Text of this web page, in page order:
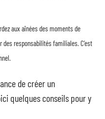
aux aînées des moments de
responsabilités familiales. C’est
de créer un
quelques conseils pour y